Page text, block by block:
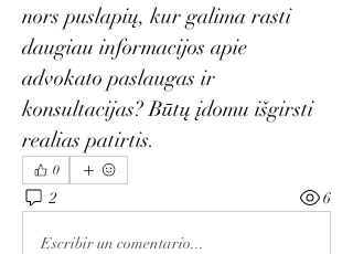
nors puslapių, kur galima rasti
daugiau informacijos apie
advokato paslaugas ir
konsultacijas? Būtų įdomu išgirsti
realias patirtis.
0
2 6
Escribir un comentario...